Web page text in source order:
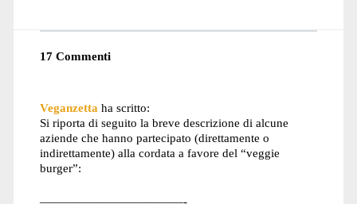
17 Commenti
Veganzetta ha scritto:
Si riporta di seguito la breve descrizione di alcune
aziende che hanno partecipato (direttamente o
indirettamente) alla cordata a favore del “veggie
burger”:
————————————-